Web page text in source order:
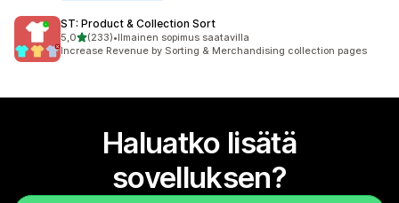
ST: Product & Collection Sort
5,0/ 5 tähteä
(233)
233 arvostelua yhteensä
•Ilmainen sopimus saatavilla
Increase Revenue by Sorting & Merchandising collection pages
Haluatko lisätä
sovelluksen?